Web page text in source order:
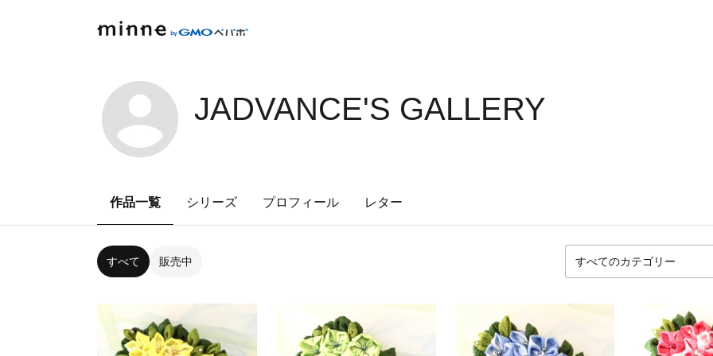
JADVANCE'S GALLERY
作品一覧 シリーズ プロフィール レター
すべて 販売中